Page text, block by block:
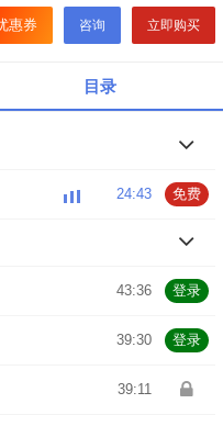
惠券 咨询 立即购买
目录
24:43 免费
43:36 登录
39:30 登录
39:11